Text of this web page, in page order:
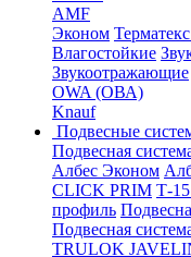
AMF
Эконом
Влагостойкие
Звукоотражающие
OWA (ОВА)
Knauf
Подвесные
Подвесная
Албес Эконом
CLICK PRIM Т-
профиль
Подвесная
TRULOK